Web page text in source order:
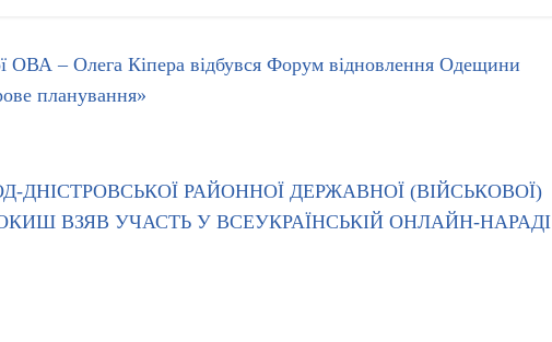
ОВА – Олега Кіпера відбувся Форум відновлення Одещини
планування»
ДНІСТРОВСЬКОЇ РАЙОННОЇ ДЕРЖАВНОЇ (ВІЙСЬКОВОЇ)
ВЗЯВ УЧАСТЬ У ВСЕУКРАЇНСЬКІЙ ОНЛАЙН-НАРАДІ